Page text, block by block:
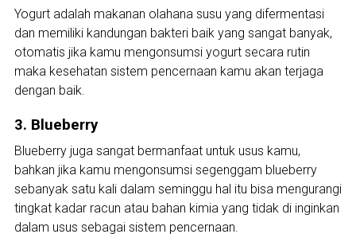
Yogurt adalah makanan olahana susu yang difermentasi
dan memiliki kandungan bakteri baik yang sangat banyak,
otomatis jika kamu mengonsumsi yogurt secara rutin
maka kesehatan sistem pencernaan kamu akan terjaga
dengan baik.
3. Blueberry
Blueberry juga sangat bermanfaat untuk usus kamu,
bahkan jika kamu mengonsumsi segenggam blueberry
sebanyak satu kali dalam seminggu hal itu bisa mengurangi
tingkat kadar racun atau bahan kimia yang tidak di inginkan
dalam usus sebagai sistem pencernaan.